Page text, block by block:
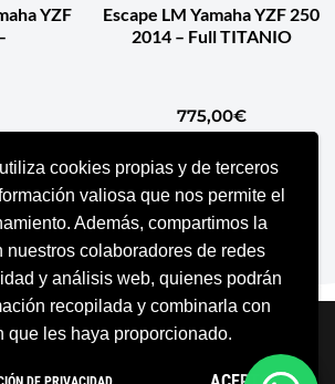
cookies propias y de terceros
valiosa que nos permite el
Además, compartimos la
nuestros colaboradores de redes
y análisis web, quienes podrán
recopilada y combinarla con
que les haya proporcionado.
YZF
Escape LM Yamaha YZF 250
2014 – Full TITANIO
775,00€
SELECCIONAR OPCIONES
gracias a WordPress